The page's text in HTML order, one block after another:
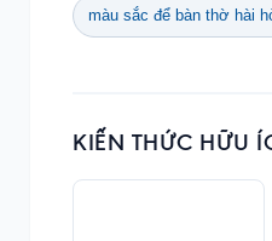
màu sắc để bàn thờ hài
KIẾN THỨC HỮU